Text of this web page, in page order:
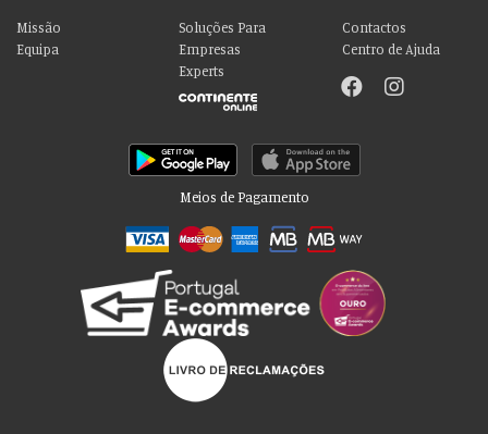
Missão
Equipa
Soluções Para
Empresas
Experts
Contactos
Centro de Ajuda
Meios de Pagamento
Por favor aceite as nossas deliciosas